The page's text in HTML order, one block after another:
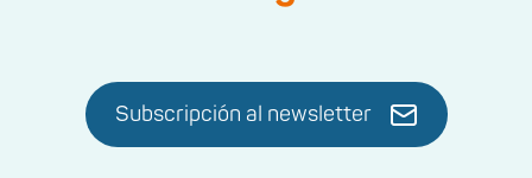
Subscripción al newsletter